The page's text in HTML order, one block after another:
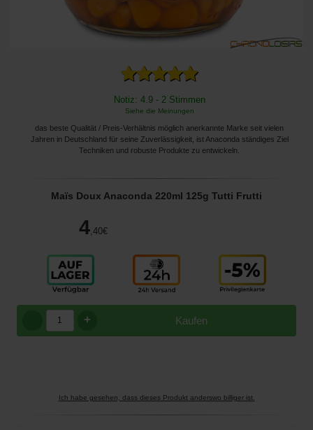
Notiz: 4.9 - 2 Stimmen
Siehe die Meinungen
das beste Qualität / Preis-Verhältnis möglich anerkannte Marke seit vielen
Jahren in Deutschland für seine Zuverlässigkeit, ist Anaconda ständiges Ziel
Techniken und robuste Produkte zu entwickeln.
Maïs Doux Anaconda 220ml 125g Tutti Frutti
4,40€
Kaufen
+
Ich habe gesehen, dass dieses Produkt anderswo billiger ist.